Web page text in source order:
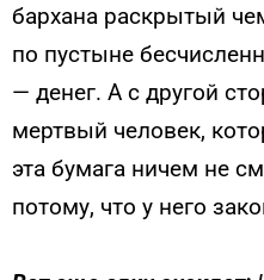
бархана раскрытый
по пустыне
— денег. А с другой
мертвый человек,
эта бумага ничем не
потому, что у него